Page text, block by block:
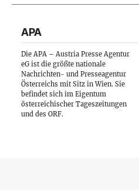
APA
Die APA – Austria Presse Agentur
eG ist die größte nationale
Nachrichten- und Presseagentur
Österreichs mit Sitz in Wien. Sie
befindet sich im Eigentum
österreichischer Tageszeitungen
und des ORF.